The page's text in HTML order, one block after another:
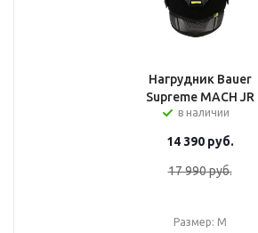
Нагрудник Bauer
Supreme MACH JR
в наличии
14 390руб.
17 990руб.
Размер: M